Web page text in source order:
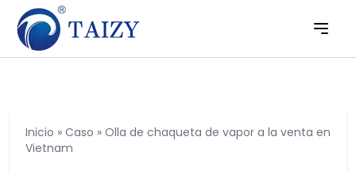
Inicio » Caso » Olla de chaqueta de vapor a la venta en
Vietnam